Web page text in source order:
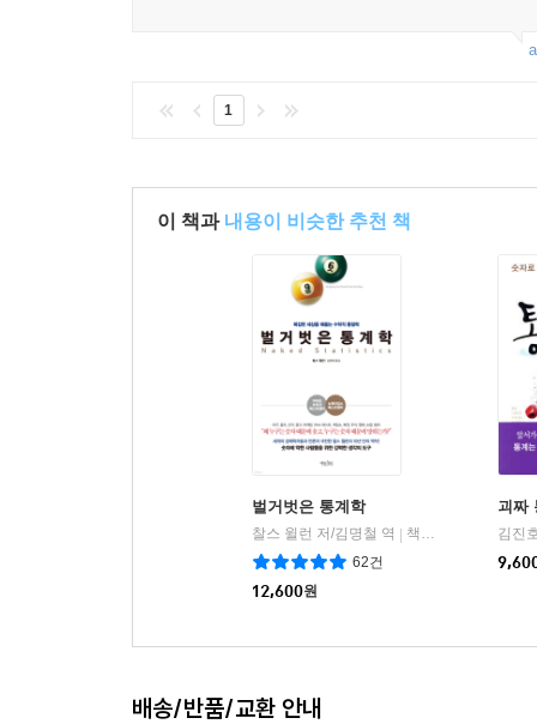
1
이 책과 내용이 비슷한 추천 책
벌거벗은 통계학
찰스 윌런 저/김명철 역 | 책읽는수요일
62건
12,600원
괴짜
김진
배송/반품/교환 안내